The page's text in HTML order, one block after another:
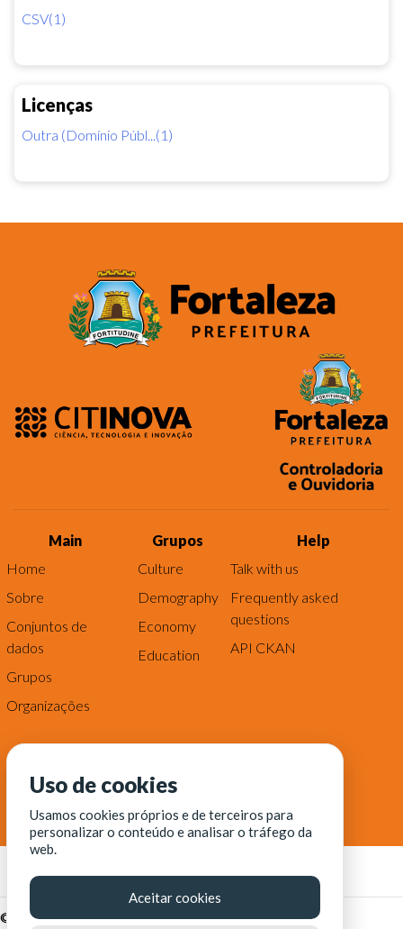
CSV(1)
Licenças
Outra (Domínio Públ...(1)
Main
Home
Sobre
Conjuntos de
dados
Grupos
Organizações
Grupos
Culture
Demography
Economy
Education
Help
Talk with us
Frequently asked
questions
API CKAN
© Fortaleza Digital || CITINOVA - Fundação de Ciência,
Uso de cookies
Usamos cookies próprios e de terceiros para
personalizar o conteúdo e analisar o tráfego da
web.
Aceitar cookies